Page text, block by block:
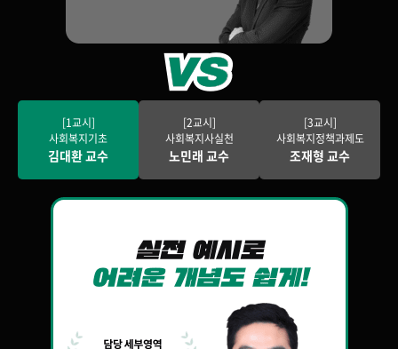
[1교시]
사회복지기초
김대환 교수
[2교시]
사회복지사실천
노민래 교수
[3교시]
사회복지정책과제도
조재형 교수